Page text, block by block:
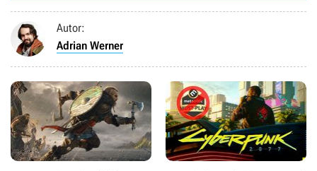
Autor:
Adrian Werner